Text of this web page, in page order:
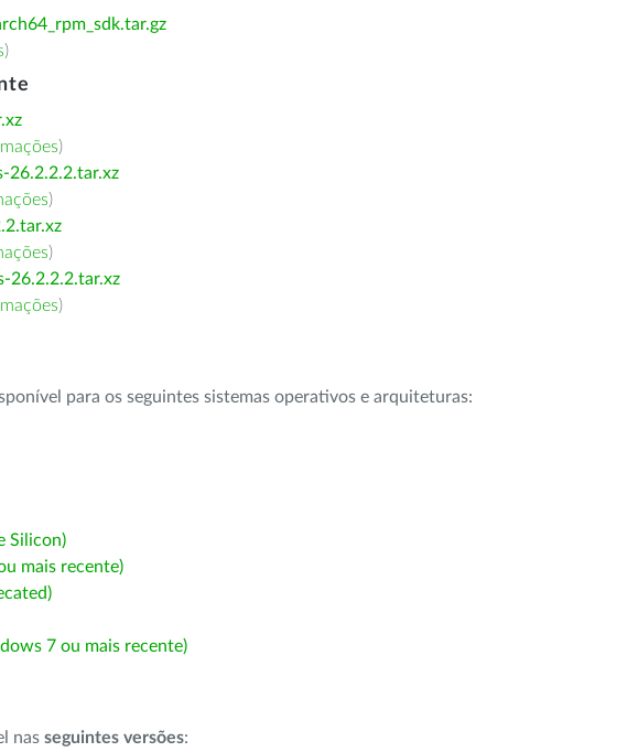
)
)
26.2.2.2.tar.xz
)
)
26.2.2.2.tar.xz
)
para os seguintes sistemas operativos e arquiteturas:
Silicon)
mais recente)
7 ou mais recente)
nas seguintes versões: